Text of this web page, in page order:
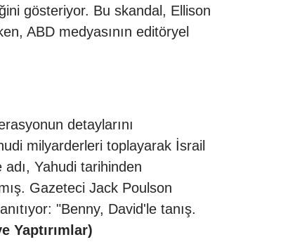
gösteriyor. Bu skandal, Ellison
ABD medyasının editöryel
detaylarını
milyarderleri toplayarak İsrail
Yahudi tarihinden
Gazeteci Jack Poulson
"Benny, David'le tanış.
Yaptırımlar)